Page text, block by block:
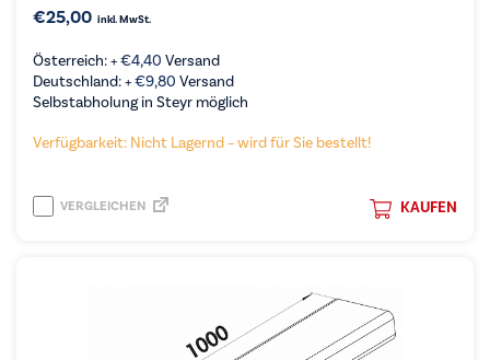
€25,00 inkl. MwSt.
Österreich: +€4,40 Versand
Deutschland: +€9,80 Versand
Selbstabholung in Steyr möglich
Verfügbarkeit: Nicht Lagernd – wird für Sie bestellt!
KAUFEN
VERGLEICHEN